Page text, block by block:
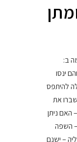
ב:
ינסו
להיתפס
את
האם ניתן
– השפה
– ישנם